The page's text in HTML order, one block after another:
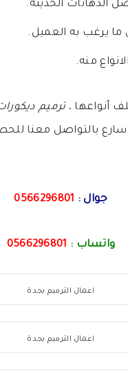
الدهانات الحديثة.
يرغب به العميل.
منه.
أنواعها ، ترميم
بالتواصل معنا
جوال : 0566296801
واتساب : 0566296801
اعمال الترميم بجدة
اعمال الترميم بجدة